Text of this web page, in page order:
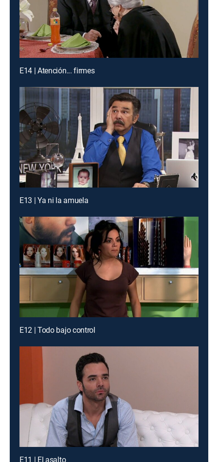
E14 | Atención... firmes
E13 | Ya ni la amuela
E12 | Todo bajo control
E11 | El asalto